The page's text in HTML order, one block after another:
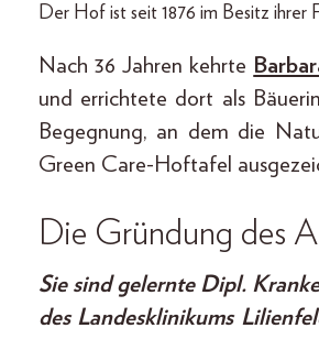
Der Hof ist seit 1876 im Besitz
Nach 36 Jahren kehrte
und errichtete dort als
Begegnung, an dem die
Green Care-Hoftafel
Die Gründung des
Sie sind gelernte Dipl.
des Landesklinikums